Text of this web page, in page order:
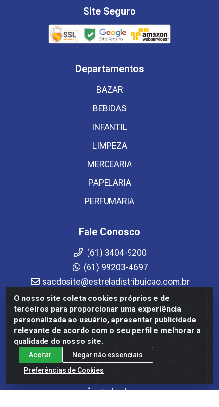
O nosso site coleta cookies próprios e de
terceiros para proporcionar uma experiência
personalizada ao usuário, apresentar publicidade
relevante de acordo com o seu perfil e melhorar a
qualidade do nosso site.
Aceitar
Negar não essenciais
Preferências de Cookies
Site Seguro
Departamentos
BAZAR
BEBIDAS
INFANTIL
LIMPEZA
MERCEARIA
PAPELARIA
PERFUMARIA
Fale Conosco
(61) 3404-9200
(61) 99203-4697
sacdosite@estreladistribuicao.com.br
Atendimento de segunda a sexta-feira das 08h às
12h e das 13h30 às 17h30
Redes Sociais
Instagram
Facebook
Linkedin